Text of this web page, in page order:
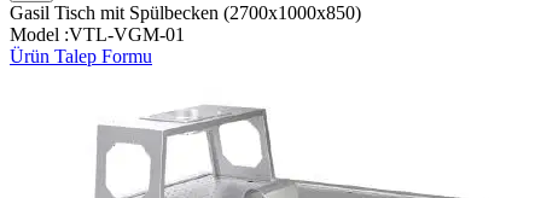
Gasil Tisch mit Spülbecken (2700x1000x850)
Model :VTL-VGM-01
Ürün Talep Formu